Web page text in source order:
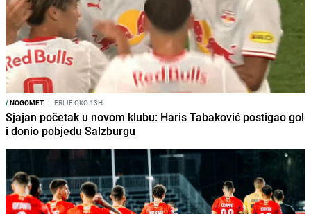
/NOGOMET I PRIJE OKO 13H
Sjajan početak u novom klubu: Haris Tabaković postigao gol
i donio pobjedu Salzburgu